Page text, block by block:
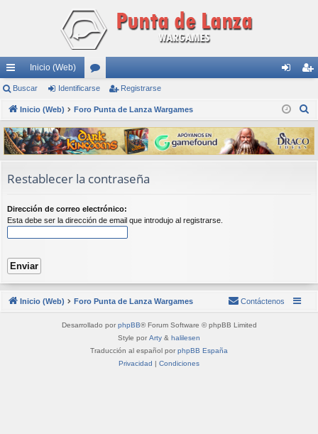
nl
ac
es
rá
pi
s
Inicio (Web)
or
os nti
fic
ar
ist
ra
rs
Buscar Identificarse Registrarse
Inicio (Web) Foro Punta de Lanza Wargames
s
c
Restablecer la contraseña
Dirección de correo electrónico:
Esta debe ser la dirección de email que introdujo al registrarse.
Inicio (Web) Foro Punta de Lanza Wargames Contáctenos
Desarrollado por phpBB® Forum Software © phpBB Limited
Style por Arty & halilesen
Traducción al español por phpBB España
Privacidad
Condiciones